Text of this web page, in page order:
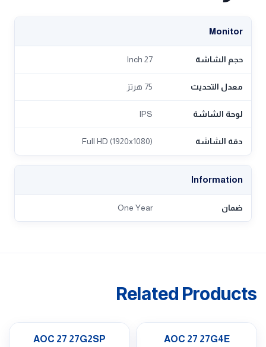
Monitor
حجم الشاشة 27 Inch
معدل التحديث 75 هرتز
لوحة الشاشة IPS
دقة الشاشة Full HD (1920x1080)
Information
ضمان One Year
Related Products
AOC 27 27G4E
AOC 27 27G2SP